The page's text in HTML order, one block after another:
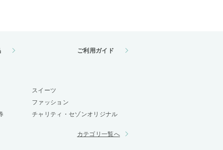
ご利用ガイド
スイーツ
ファッション
チャリティ・セゾンオリジナル
カテゴリ一覧へ